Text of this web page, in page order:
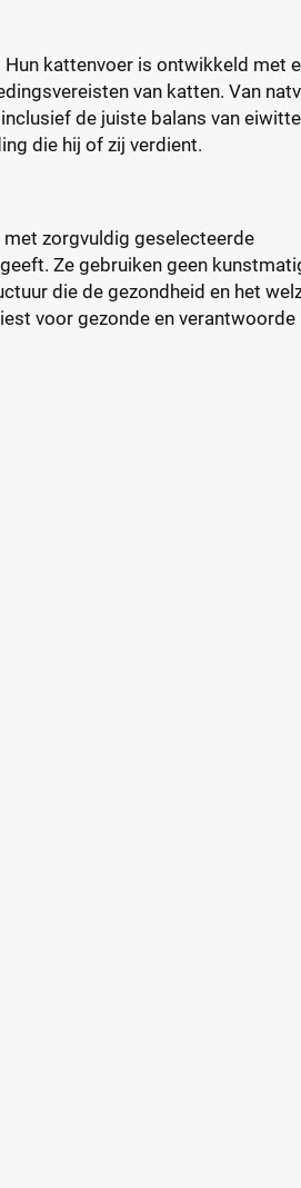
kattenvoer is ontwikkeld met
van katten. Van
de juiste balans van
die hij of zij verdient.
zorgvuldig geselecteerde
Ze gebruiken geen
die de gezondheid en het
voor gezonde en verantwoorde